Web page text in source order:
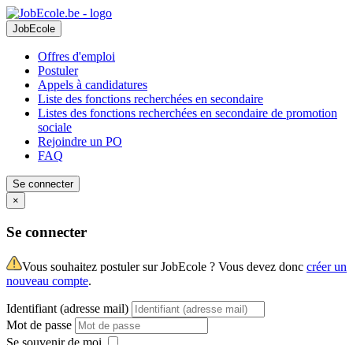
JobEcole
Offres d'emploi
Postuler
Appels à candidatures
Liste des fonctions recherchées en secondaire
Listes des fonctions recherchées en secondaire de promotion
sociale
Rejoindre un PO
FAQ
Se connecter
×
Se connecter
Vous souhaitez postuler sur JobEcole ? Vous devez donc créer un
nouveau compte.
Identifiant (adresse mail)
Mot de passe